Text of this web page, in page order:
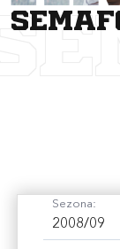
Sezona:
2008/09